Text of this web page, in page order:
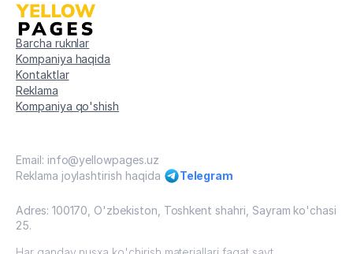
Barcha ruknlar
Kompaniya haqida
Kontaktlar
Reklama
Kompaniya qo'shish
Email: info@yellowpages.uz
Reklama joylashtirish haqida
Telegram
Adres: 100170, O'zbekiston, Toshkent shahri, Sayram ko'chasi
25.